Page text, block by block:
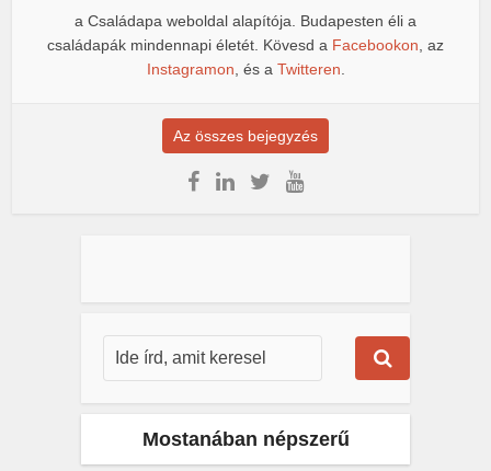
a Családapa weboldal alapítója. Budapesten éli a
családapák mindennapi életét. Kövesd a Facebookon , az
Instagramon , és a Twitteren
Az összes bejegyzés
Mostanában népszerű